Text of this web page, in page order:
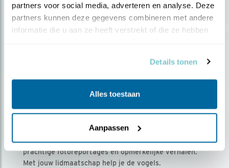
partners voor social media, adverteren en analyse. Deze
partners kunnen deze gegevens combineren met andere
informatie die u aan ze heeft verstrekt of die ze hebben
Details tonen
Alles toestaan
Aanpassen
Ontvang 5 x Vogels voor € 36,00 per jaar
Vogels is het tijdschrift voor onze leden, met
prachtige fotoreportages en opmerkelijke verhalen.
Met jouw lidmaatschap help je de vogels.